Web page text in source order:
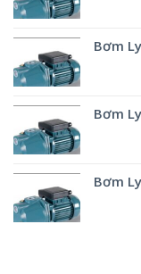
Bơm
Bơm
Bơm